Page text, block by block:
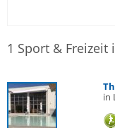
1 Sport & Freizeit
in